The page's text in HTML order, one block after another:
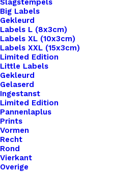
Slagstempels
Big Labels
Gekleurd
Labels L (8x3cm)
Labels XL (10x3cm)
Labels XXL (15x3cm)
Limited Edition
Little Labels
Gekleurd
Gelaserd
Ingestanst
Limited Edition
Pannenlaplus
Prints
Vormen
Recht
Rond
Vierkant
Overige
Home Haken & Breien
Exclusieve
opdruk 7
€
✨ Exclusief bij De
Deze prachtige etui vind je